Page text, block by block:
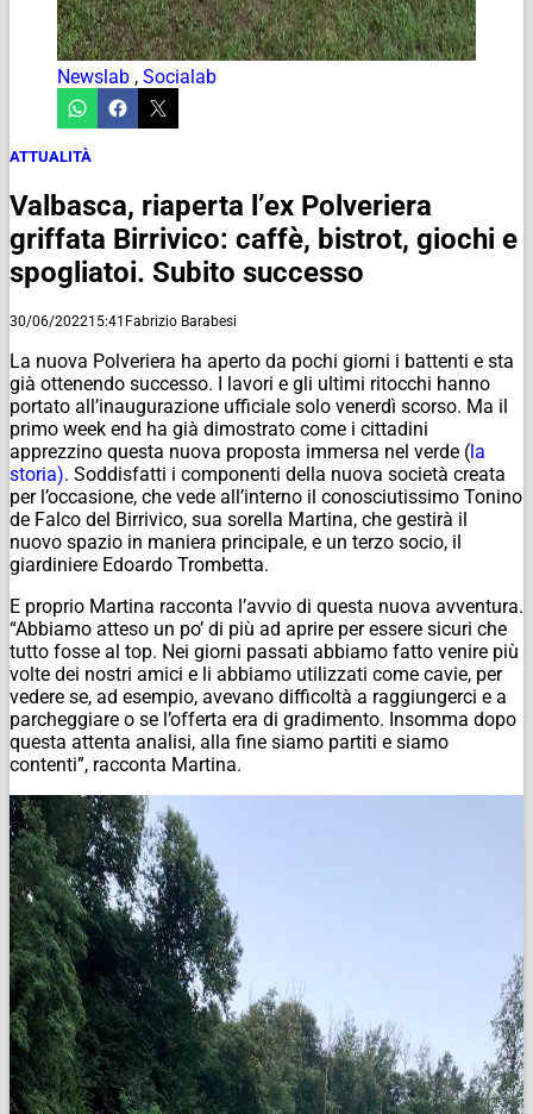
Newslab , Socialab
ATTUALITÀ
Valbasca, riaperta l’ex Polveriera
griffata Birrivico: caffè, bistrot, giochi e
spogliatoi. Subito successo
30/06/202215:41 Fabrizio Barabesi
La nuova Polveriera ha aperto da pochi giorni i battenti e sta
già ottenendo successo. I lavori e gli ultimi ritocchi hanno
portato all’inaugurazione ufficiale solo venerdì scorso. Ma il
primo week end ha già dimostrato come i cittadini
apprezzino questa nuova proposta immersa nel verde (la
storia). Soddisfatti i componenti della nuova società creata
per l’occasione, che vede all’interno il conosciutissimo Tonino
de Falco del Birrivico, sua sorella Martina, che gestirà il
nuovo spazio in maniera principale, e un terzo socio, il
giardiniere Edoardo Trombetta.
E proprio Martina racconta l’avvio di questa nuova avventura.
“Abbiamo atteso un po’ di più ad aprire per essere sicuri che
tutto fosse al top. Nei giorni passati abbiamo fatto venire più
volte dei nostri amici e li abbiamo utilizzati come cavie, per
vedere se, ad esempio, avevano difficoltà a raggiungerci e a
parcheggiare o se l’offerta era di gradimento. Insomma dopo
questa attenta analisi, alla fine siamo partiti e siamo
contenti”, racconta Martina.